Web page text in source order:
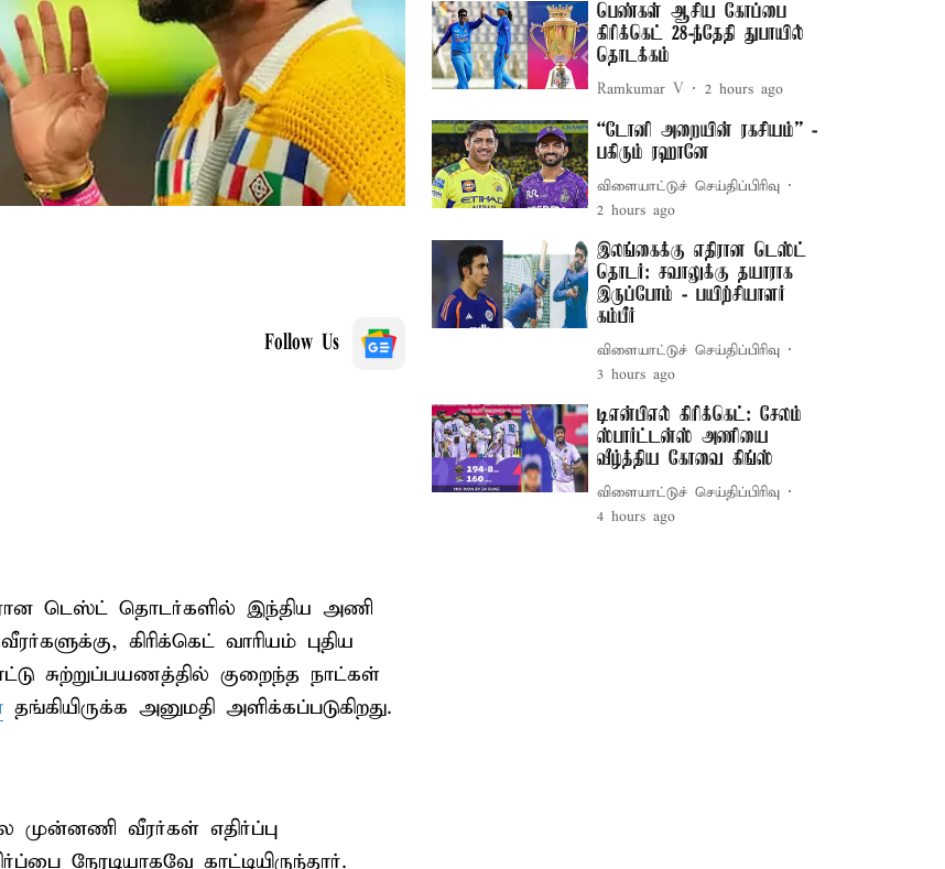
Follow Us
டெஸ்ட் தொடர்களில் இந்திய அணி
கிரிக்கெட் வாரியம் புதிய
சுற்றுப்பயணத்தில் குறைந்த நாட்கள்
தங்கியிருக்க அனுமதி அளிக்கப்படுகிறது.
முன்னணி வீரர்கள் எதிர்ப்பு
நேரடியாகவே காட்டியிருந்தார்.
பெண்கள் ஆசிய கோப்பை
கிரிக்கெட் 28-ந்தேதி துபாயில்
தொடக்கம்
Ramkumar V 2 hours ago
“டோனி அறையின் ரகசியம்” -
பகிரும் ரஹானே
விளையாட்டுச் செய்திப்பிரிவு
2 hours ago
இலங்கைக்கு எதிரான டெஸ்ட்
தொடர்: சவாலுக்கு தயாராக
இருப்போம் - பயிற்சியாளர்
கம்பீர்
விளையாட்டுச் செய்திப்பிரிவு
3 hours ago
டிஎன்பிஎல் கிரிக்கெட்: சேலம்
ஸ்பார்ட்டன்ஸ் அணியை
வீழ்த்திய கோவை கிங்ஸ்
விளையாட்டுச் செய்திப்பிரிவு
4 hours ago